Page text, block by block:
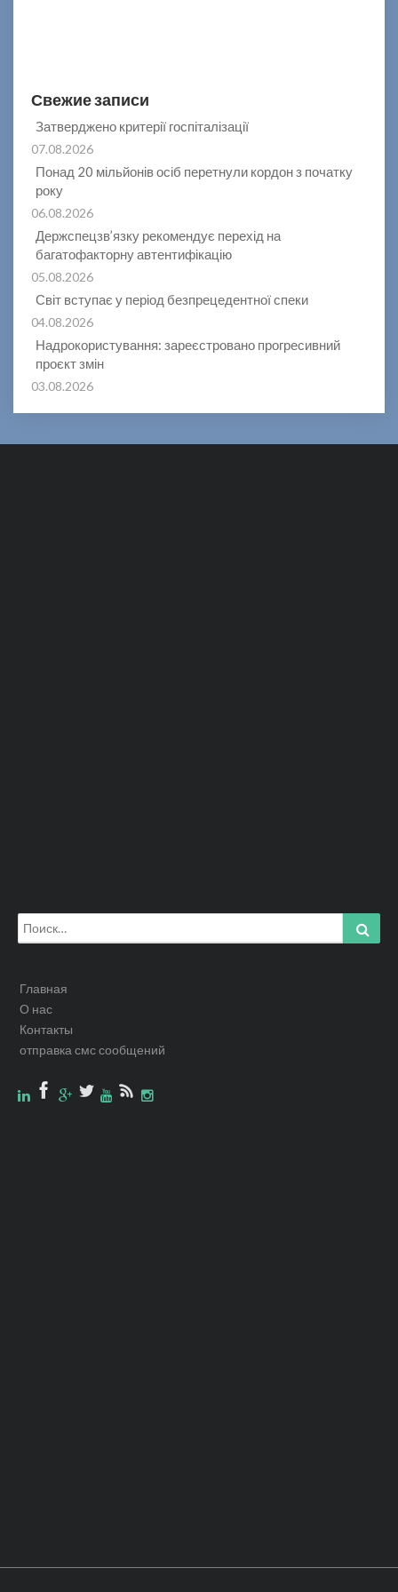
Свежие записи
Затверджено критерії госпіталізації
07.08.2026
Понад 20 мільйонів осіб перетнули кордон з початку
року
06.08.2026
Держспецзв’язку рекомендує перехід на
багатофакторну автентифікацію
05.08.2026
Світ вступає у період безпрецедентної спеки
04.08.2026
Надрокористування: зареєстровано прогресивний
проєкт змін
03.08.2026
Искать:
Главная
О нас
Контакты
отправка смс сообщений